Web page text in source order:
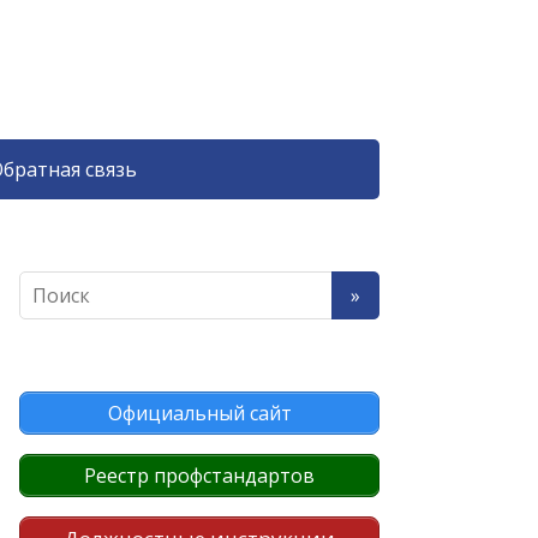
связь
Официальный сайт
Реестр профстандартов